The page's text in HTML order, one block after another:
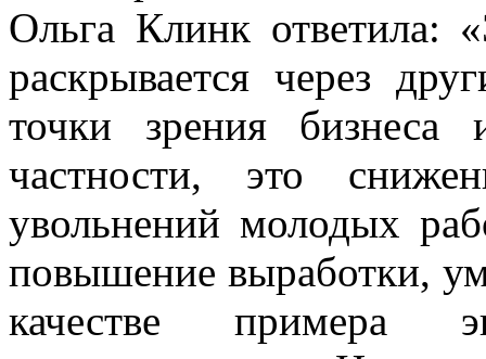
Ольга Клинк ответила:
раскрывается через
точки зрения бизнеса
частности, это
увольнений молодых
повышение выработки,
качестве примера